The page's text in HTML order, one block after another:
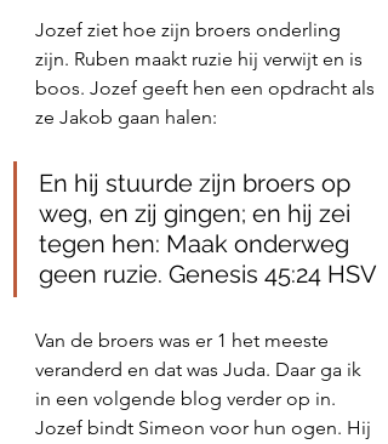
Jozef ziet hoe zijn broers onderling
zijn. Ruben maakt ruzie hij verwijt en is
boos. Jozef geeft hen een opdracht als
ze Jakob gaan halen:
En hij stuurde zijn broers op
weg, en zij gingen; en hij zei
tegen hen: Maak onderweg
geen ruzie. Genesis 45:24 HSV
Van de broers was er 1 het meeste
veranderd en dat was Juda. Daar ga ik
in een volgende blog verder op in.
Jozef bindt Simeon voor hun ogen. Hij